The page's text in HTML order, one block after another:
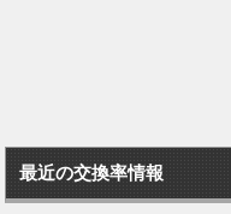
最近の交換率情報